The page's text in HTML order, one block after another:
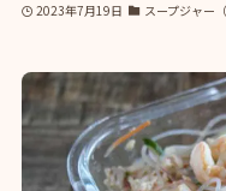
2023年7月19日 スープジャー